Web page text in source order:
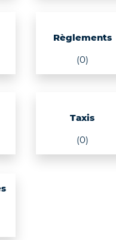
Règlements
(0)
Taxis
(0)